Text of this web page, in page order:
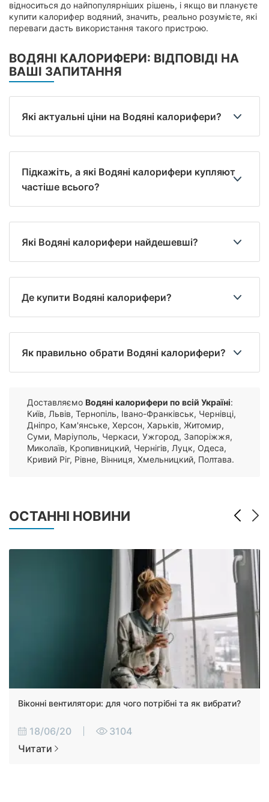
відноситься до найпопулярніших рішень, і якщо ви плануєте
купити калорифер водяний, значить, реально розумієте, які
переваги дасть використання такого пристрою.
ВОДЯНІ КАЛОРИФЕРИ: ВІДПОВІДІ НА
ВАШІ ЗАПИТАННЯ
Які актуальні ціни на Водяні калорифери?
Підкажіть, а які Водяні калорифери купляют
частіше всього?
Які Водяні калорифери найдешевші?
Де купити Водяні калорифери?
Як правильно обрати Водяні калорифери?
Доставляємо Водяні калорифери по всій Україні:
Київ, Львів, Тернопіль, Івано-Франківськ, Чернівці,
Дніпро, Кам'янське, Херсон, Харьків, Житомир,
Суми, Маріуполь, Черкаси, Ужгород, Запоріжжя,
Миколаїв, Кропивницкий, Чернігів, Луцк, Одеса,
Кривий Ріг, Рівне, Вінниця, Хмельницкий, Полтава.
ОСТАННІ НОВИНИ
Віконні вентилятори: для чого потрібні та як вибрати?
18/06/20
3104
Читати